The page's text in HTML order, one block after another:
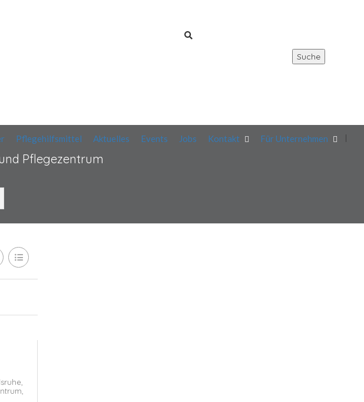
Suche
Pflegehilfsmittel Aktuelles Events Jobs Kontakt Für Unternehmen
Pflegezentrum